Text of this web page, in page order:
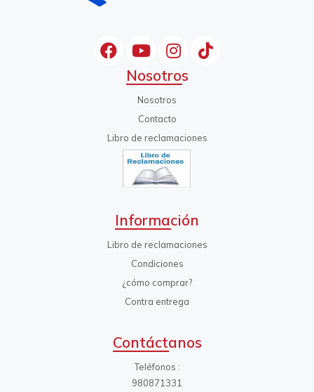
Nosotros
Nosotros
Contacto
Libro de reclamaciones
Información
Libro de reclamaciones
Condiciones
¿cómo comprar?
Contra entrega
Contáctanos
Teléfonos
980871331